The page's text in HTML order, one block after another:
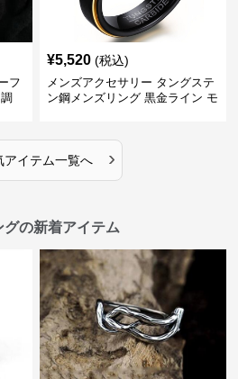
フ
¥5,520 (税込)
メンズアクセサリー タングステ
ン鋼メンズリング 黒金ライン モ
アイテム一覧へ ›
グの新着アイテム